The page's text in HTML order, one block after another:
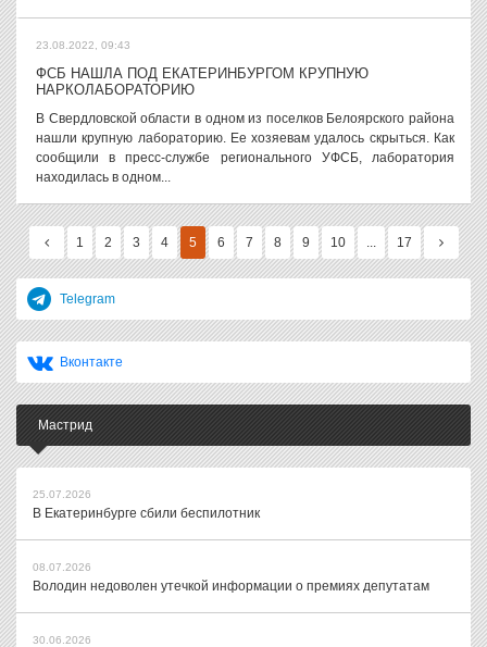
23.08.2022, 09:43
ФСБ НАШЛА ПОД ЕКАТЕРИНБУРГОМ КРУПНУЮ
НАРКОЛАБОРАТОРИЮ
В Свердловской области в одном из поселков Белоярского района
нашли крупную лабораторию. Ее хозяевам удалось скрыться. Как
сообщили в пресс-службе регионального УФСБ, лаборатория
находилась в одном...
1 2 3 4 5 6 7 8 9 10 ... 17
Telegram
Вконтакте
Мастрид
25.07.2026
В Екатеринбурге сбили беспилотник
08.07.2026
Володин недоволен утечкой информации о премиях депутатам
30.06.2026